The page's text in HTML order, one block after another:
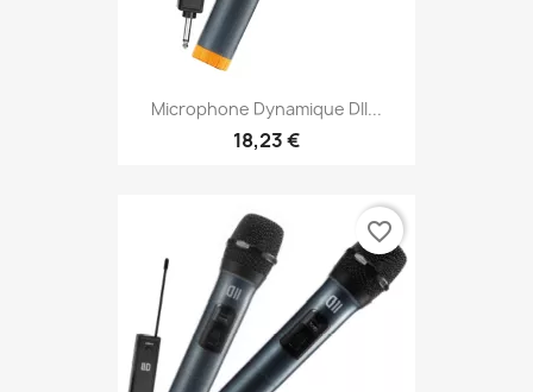
Microphone Dynamique DII...
18,23 €
favorite_border